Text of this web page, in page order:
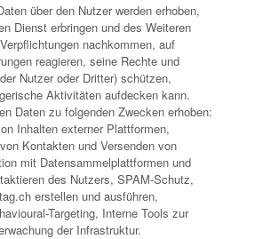
über den Nutzer werden erhoben,
Dienst erbringen und des Weiteren
nachkommen, auf
reagieren, seine Rechte und
Nutzer oder Dritter) schützen,
Aktivitäten aufdecken kann.
Daten zu folgenden Zwecken erhoben:
Inhalten externer Plattformen,
Kontakten und Versenden von
mit Datensammelplattformen und
des Nutzers, SPAM-Schutz,
erstellen und ausführen,
Targeting, Interne Tools zur
der Infrastruktur.